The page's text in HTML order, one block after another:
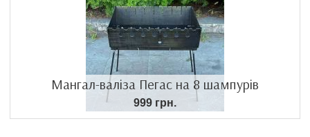
Мангал-валіза Пегас на 8 шампурів
999 грн.